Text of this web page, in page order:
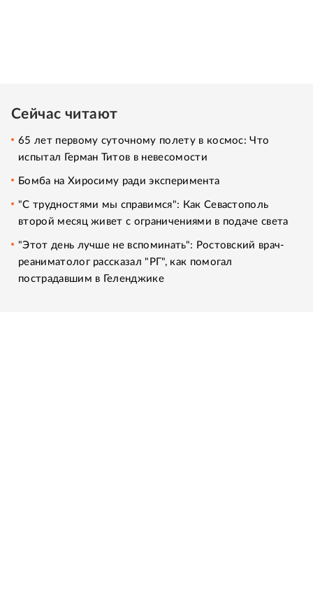
Сейчас читают
65 лет первому суточному полету в космос: Что
испытал Герман Титов в невесомости
Бомба на Хиросиму ради эксперимента
"С трудностями мы справимся": Как Севастополь
второй месяц живет с ограничениями в подаче света
"Этот день лучше не вспоминать": Ростовский врач-
реаниматолог рассказал "РГ", как помогал
пострадавшим в Геленджике